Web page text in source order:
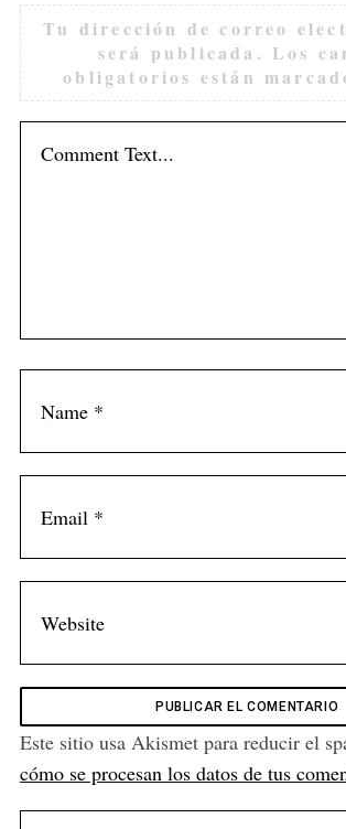
Tu dirección de correo
será publicada. Los
obligatorios están
Este sitio usa Akismet para reducir el
cómo se procesan los datos de tus